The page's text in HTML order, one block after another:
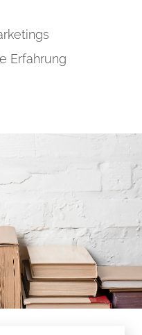
Erfahrung